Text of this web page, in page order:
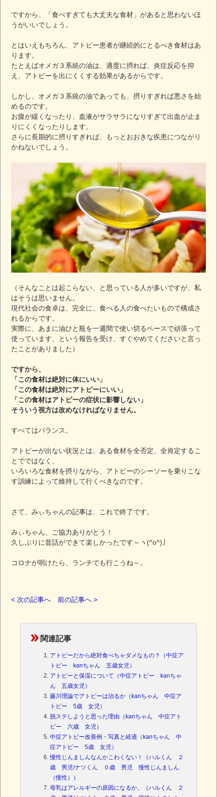
ですから、「食べすぎても大丈夫な食材」があると思わないほ
うがいいでしょう。
とはいえもちろん、アトピー患者が継続的にとるべき食材はあ
ります。
たとえばオメガ３系統の油は、適度に摂れば、炎症反応を抑
え、アトピーを出にくくする効果があるからです。
しかし、オメガ３系統の油であっても、摂りすぎれば悪さを始
めるのです。
お腹が緩くなったり、血液がサラサラになりすぎて出血が止ま
りにくくなったりします。
さらに長期的に摂りすぎれば、もっとおおきな疾患につながり
かねないでしょう。
（そんなことは起こらない、と思っている人が多いですが、私
はそうは思いません。
現代社会の食卓は、完全に、食べる人の食べたいもので構成さ
れるからです。
実際に、あまに油ひと瓶を一週間で使い切るペースで頑張って
使っています、という報告を受け、すぐやめてくださいと言っ
たことがありました）
ですから、
「この食材は絶対に体にいい」
「この食材は絶対にアトピーにいい」
「この食材はアトピーの症状に影響しない」
そういう視方は改めなければなりません。
すべてはバランス。
アトピーが出ない状況とは、ある食材を全否定、全肯定するこ
とでではなく、
いろいろな食材を摂りながら、アトピーのシーソーを乗りこな
す訓練によって維持して行くべきなのです。
さて、みぃちゃんの記事は、これで終了です。
みぃちゃん、ご協力ありがとう！
久しぶりに昔話ができて楽しかったです～ヽ(^o^)丿
コロナが明けたら、ランチでも行こうね～。
< 次の記事へ 前の記事へ >
関連記事
アトピーだから絶対食べちゃダメなもの？（中症ア
トピー kanちゃん 五歳女児）
アトピーと保湿について（中症アトピー kanちゃ
ん 五歳女児）
藤川理論でアトピーは治るか（kanちゃん 中症ア
トピー 5歳 女児）
脱ステしようと思った理由（kanちゃん 中症アト
ピー 六歳 女児）
中症アトピー改善例・写真と経過（kanちゃん 中
症アトピー 5歳 女児）
慢性じんましんなんかこわくない！（ハルくん ２
歳 男児/ナツくん ０歳 男児 慢性じんましん
（慢性））
母乳はアレルギーの原因になるか。（ハルくん ２